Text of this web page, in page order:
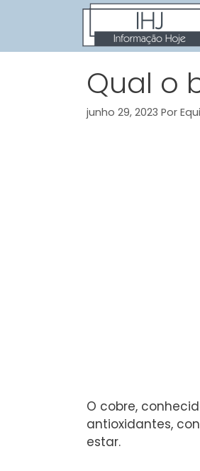
Qual o
junho 29, 2023 Por
O cobre,
antioxidantes,
estar.